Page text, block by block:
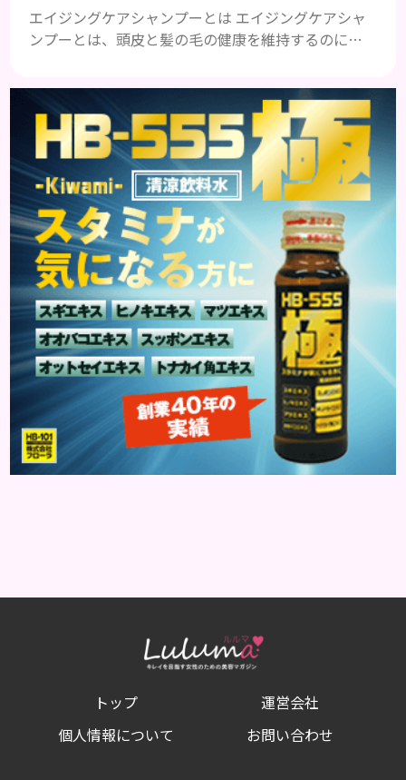
エイジングケアシャンプーとは エイジングケアシャ
ンプーとは、頭皮と髪の毛の健康を維持するのに必
シャンプーのことです。 加齢とともに気になるの
は、髪のボリュームやハリやコシ、ツヤなどがなく
なってくることや、抜け毛や薄毛、白髪など様々で
す。 自分の改善したい症状に効果的なエイジングケ
アシャンプーを使うことが大事です。 一般的に頭皮
環境をよくするには、アミノ...
トップ
運営会社
個人情報について
お問い合わせ